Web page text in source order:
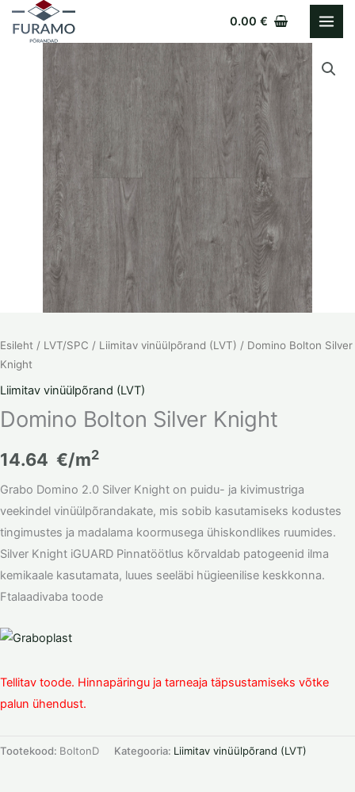
Skip
0.00 €
Esileht / LVT/SPC / Liimitav vinüülpõrand (LVT) / Domino Bolton Silver
Knight
Liimitav vinüülpõrand (LVT)
Domino Bolton Silver Knight
14.64 €/m2
Grabo Domino 2.0 Silver Knight on puidu- ja kivimustriga
veekindel vinüülpõrandakate, mis sobib kasutamiseks kodustes
tingimustes ja madalama koormusega ühiskondlikes ruumides.
Silver Knight iGUARD Pinnatöötlus kõrvaldab patogeenid ilma
kemikaale kasutamata, luues seeläbi hügieenilise keskkonna.
Ftalaadivaba toode
Tellitav toode. Hinnapäringu ja tarneaja täpsustamiseks võtke
palun ühendust.
Tootekood: BoltonD Kategooria: Liimitav vinüülpõrand (LVT)